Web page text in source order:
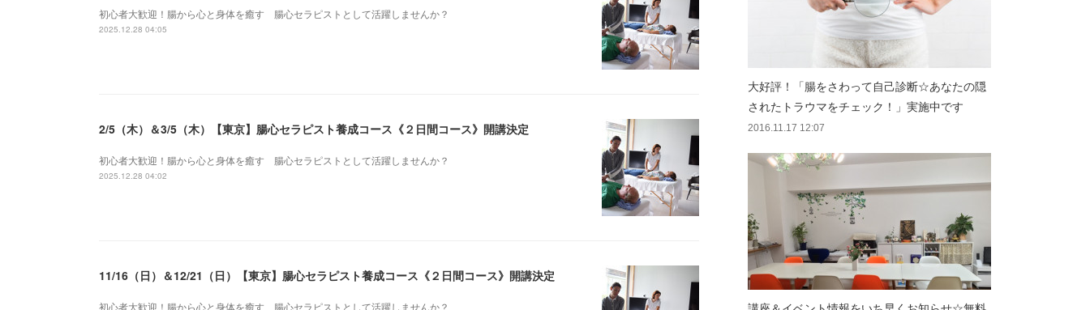
初心者大歓迎！腸から心と身体を癒す 腸心セラピストとして活躍しませんか？
2025.12.28 04:05
2/5（木）＆3/5（木）【東京】腸心セラピスト養成コース《２日間コース》開講決定
初心者大歓迎！腸から心と身体を癒す 腸心セラピストとして活躍しませんか？
2025.12.28 04:02
11/16（日）＆12/21（日）【東京】腸心セラピスト養成コース《２日間コース》開講決定
初心者大歓迎！腸から心と身体を癒す 腸心セラピストとして活躍しませんか？
大好評！「腸をさわって自己診断☆あなたの隠
されたトラウマをチェック！」実施中です
2016.11.17 12:07